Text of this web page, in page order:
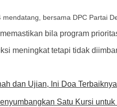
bersama DPC Partai
bila program
meningkat tetapi tidak
dan Ujian, Ini Doa Terbaiknya
Satu Kursi